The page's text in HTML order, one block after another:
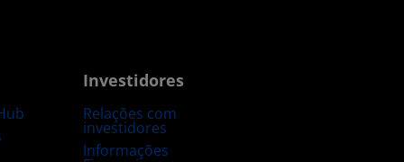
Investidores
Relações com
investidores
Informações